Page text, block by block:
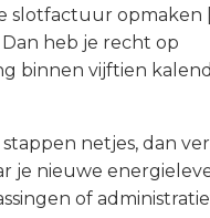
slotfactuur opmaken
heb je recht op
binnen vijftien
netjes, dan
je nieuwe
of